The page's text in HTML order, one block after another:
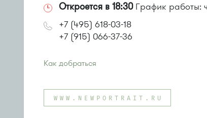
Откроется в 18:30График работы:
+7 (495) 618-03-18
+7 (915) 066-37-36
Как добраться
Автобусы № 400, 400э
или до остановки"Дом быта"
WWW.NEWPORTRAIT.RU